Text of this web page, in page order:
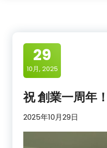
29
10月, 2025
祝 創業一周年！
2025年10月29日